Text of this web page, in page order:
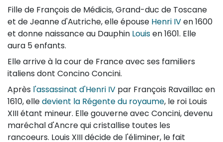
Fille de François de Médicis, Grand-duc de Toscane
et de Jeanne d'Autriche, elle épouse Henri IVen 1600
et donne naissance au Dauphin Louisen 1601. Elle
aura 5 enfants.
Elle arrive à la cour de France avec ses familiers
italiens dont Concino Concini.
Après l'assassinat d'Henri IV par François Ravaillac en
1610, elledevient la Régente du royaume, le roi Louis
XIII étant mineur. Elle gouverne avec Concini, devenu
maréchal d'Ancre qui cristallise toutes les
rancoeurs. Louis XIII décide de l'éliminer, le fait